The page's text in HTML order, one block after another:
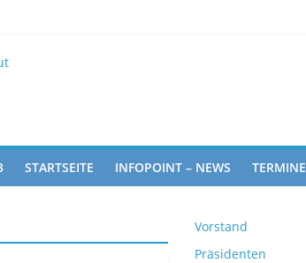
and Human Rights
TERMINE
INFOPOINT – NEWS
STARTSEITE
Vorstand
Präsidenten